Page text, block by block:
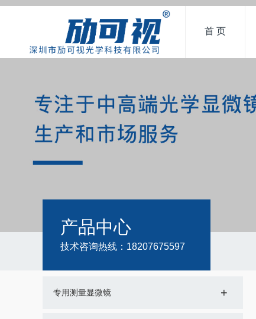
首 页
产品中心
技术咨询热线：18207675597
专用测量显微镜 +